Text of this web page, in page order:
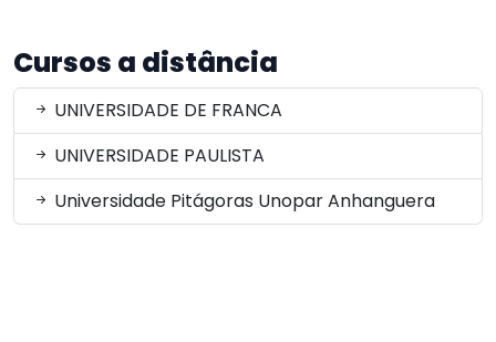
Cursos a distância
UNIVERSIDADE DE FRANCA
UNIVERSIDADE PAULISTA
Universidade Pitágoras Unopar Anhanguera